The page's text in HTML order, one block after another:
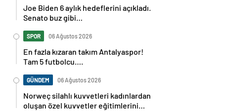
Joe Biden 6 aylık hedeflerini açıkladı.
Senato buz gibi…
SPOR 06 Ağustos 2026
En fazla kızaran takım Antalyaspor!
Tam 5 futbolcu….
GÜNDEM 06 Ağustos 2026
Norweç silahlı kuvvetleri kadınlardan
oluşan özel kuvvetler eğitimlerini